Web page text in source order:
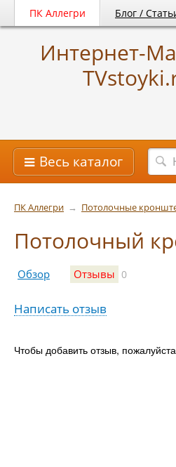
ПК Аллегри Блог /
Интернет-
Весь каталог
ПК Аллегри → Потолочные
Потолочный
Обзор Отзывы 0
Написать отзыв
Чтобы добавить отзыв,